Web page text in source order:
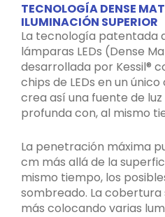
TECNOLOGÍA DENSE
ILUMINACIÓN SUPERIOR
La tecnología patentada
lámparas LEDs (Dense
desarrollada por Kessil®
chips de LEDs en un
crea así una fuente de
profunda con, al mismo
La penetración máxima
cm más allá de la
mismo tiempo, los
sombreado. La
más colocando varias